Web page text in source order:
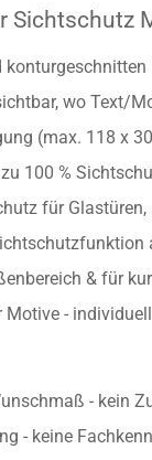
Sichtschutz
wo Text/
(max. 118 x
100 %
für
& für
Motive -
- kein
- keine